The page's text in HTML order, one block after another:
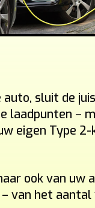
sluit de
laadpunten –
eigen Type 2-
ook van uw
van het